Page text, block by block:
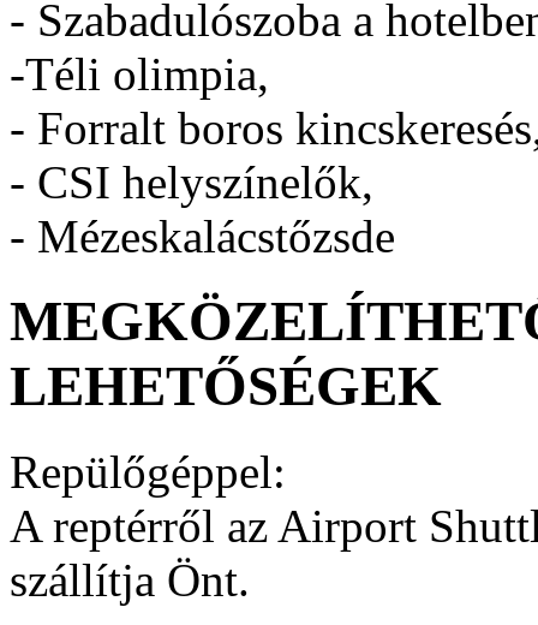
- Szabadulószoba a
-Téli olimpia,
- Forralt boros
- CSI helyszínelők,
- Mézeskalácstőzsde
LEHETŐSÉGEK
Repülőgéppel:
A reptérről az Airport
szállítja Önt.